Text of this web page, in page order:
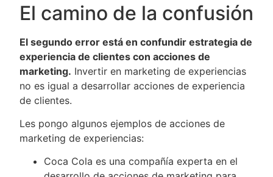
El camino de la confusión
El segundo error está en confundir estrategia de
experiencia de clientes con acciones de
marketing. Invertir en marketing de experiencias
no es igual a desarrollar acciones de experiencia
de clientes.
Les pongo algunos ejemplos de acciones de
marketing de experiencias:
Coca Cola es una compañía experta en el